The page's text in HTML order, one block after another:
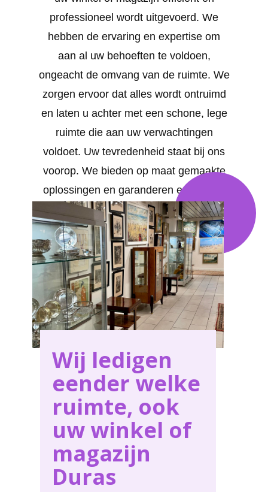
professioneel wordt uitgevoerd. We
hebben de ervaring en expertise om
aan al uw behoeften te voldoen,
ongeacht de omvang van de ruimte. We
zorgen ervoor dat alles wordt ontruimd
en laten u achter met een schone, lege
ruimte die aan uw verwachtingen
voldoet. Uw tevredenheid staat bij ons
voorop. We bieden op maat gemaakte
oplossingen en garanderen een snelle
service in Duras .
Wij ledigen
eender welke
ruimte, ook
uw winkel of
magazijn
Duras